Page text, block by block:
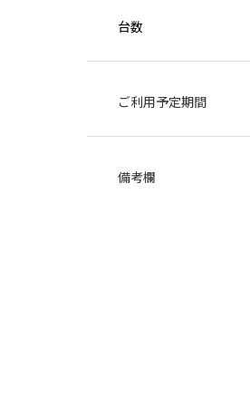
台数
ご利用予定期間
備考欄